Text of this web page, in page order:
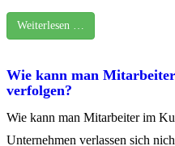
Weiterlesen …
Wie kann man
verfolgen?
Wie kann man Mitarbeiter im
Unternehmen verlassen sich